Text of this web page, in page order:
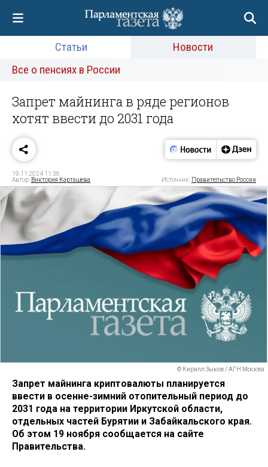
Статьи
Новости
Все о пенсиях в России
Запрет майнинга в ряде регионов
хотят ввести до 2031 года
19.11.2024 11:36
Автор: Виктория Карташева Источник: Правительство России
© Кирилл Зыков / АГН Москва
Запрет майнинга криптовалюты планируется
ввести в осенне-зимний отопительный период до
2031 года на территории Иркутской области,
отдельных частей Бурятии и Забайкальского края.
Об этом 19 ноября сообщается на сайте
Правительства.